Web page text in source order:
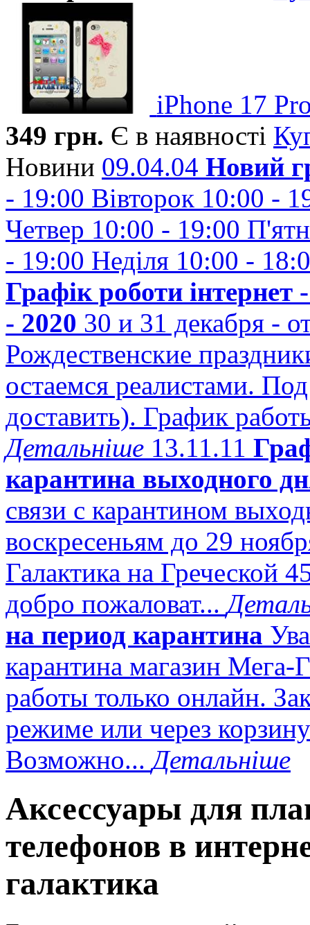
iPhone 17
349 грн. Є в наявності
Новини 09.04.04 Новий
- 19:00 Вівторок 10:00 -
Четвер 10:00 - 19:00
- 19:00 Неділя 10:00 -
Графік роботи інтернет
- 2020 30 и 31 декабря -
Рождественские
остаемся реалистами.
доставить). График
Детальніше 13.11.11
карантина выходного
связи с карантином
воскресеньям до 29
Галактика на Греческой
добро пожаловат...
на период карантина
карантина магазин Мега-
работы только онлайн.
режиме или через
Возможно... Детальніше
Аксессуары для
телефонов в
галактика